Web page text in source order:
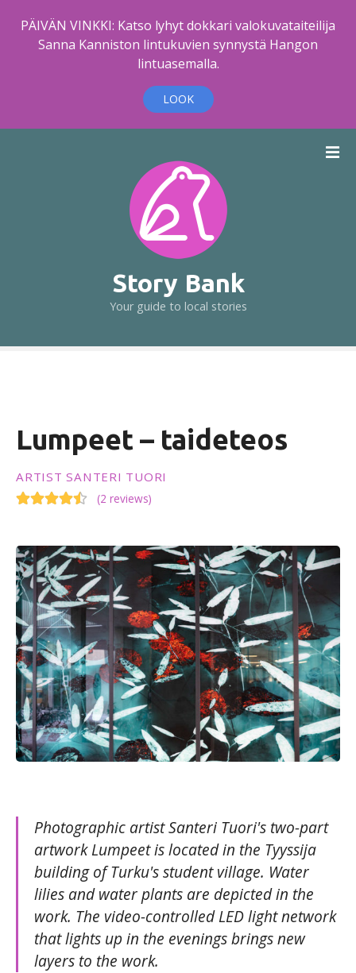
PÄIVÄN VINKKI: Katso lyhyt dokkari valokuvataiteilija
Sanna Kanniston lintukuvien synnystä Hangon
lintuasemalla.
LOOK
n
Story Bank
Your guide to local stories
Lumpeet – taideteos
ARTIST SANTERI TUORI
(2 reviews)
Photographic artist Santeri Tuori's two-part
artwork Lumpeet is located in the Tyyssija
building of Turku's student village. Water
lilies and water plants are depicted in the
work. The video-controlled LED light network
that lights up in the evenings brings new
layers to the work.